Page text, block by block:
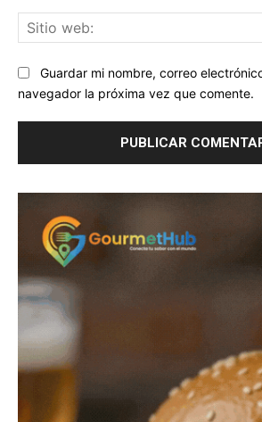
Guardar mi nombre, correo
navegador la próxima vez que comente.